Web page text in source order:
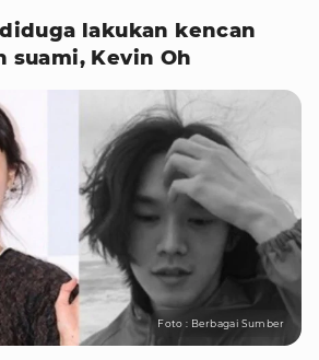
lakukan kencan
suami, Kevin Oh
Foto : Berbagai Sumber